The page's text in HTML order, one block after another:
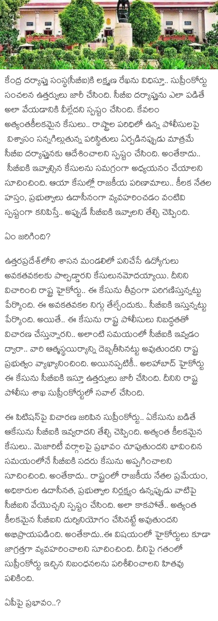
కేంద్ర దర్యాప్తు సంస్థ‌(సీబీఐ)కి ల‌క్ష్మ‌ణ రేఖను విధిస్తూ.. సుప్రీంకోర్టు
సంచ‌ల‌న ఉత్త‌ర్వులు జారీ చేసింది. సీబీఐ ద‌ర్యాప్తును ఎలా ప‌డితే
అలా వేయ‌డానికి వీల్లేద‌ని స్ప‌ష్టం చేసింది. కేవ‌లం
అత్యంత‌కీల‌క‌మైన కేసులు.. రాష్ట్రాల ప‌రిధిలో ఉన్న‌ పోలీసుల‌పై
విశ్వాసం స‌న్న‌గిల్లుతున్న ప‌రిస్థితులు ఏర్ప‌డిన‌ప్పుడు మాత్రమే
సీబీఐ ద‌ర్యాప్తునకు ఆదేశించాల‌ని స్ప‌ష్టం చేసింది. అంతేకాదు..
సీబీఐకి ఇవ్వాల్సిన కేసుల‌ను స‌మ‌గ్రంగా అధ్య‌య‌నం చేయాల‌ని
సూచించింది. ఆయా కేసుల్లో రాజ‌కీయ ప‌రిణామాలు.. కీల‌క నేత‌ల
హ‌స్తం, ప్ర‌భుత్వాలు ఉదాసీనంగా వ్య‌వ‌హ‌రించ‌డం వంటివి
స్ప‌ష్టంగా క‌నిపిస్తే.. అప్పుడే సీబీఐకి ఇవ్వాల‌ని తేల్చి చెప్పింది.
ఏం జ‌రిగింది?
ఉత్త‌ర‌ప్ర‌దేశ్‌లోని శాస‌న మండ‌లిలో ప‌నిచేసే ఉద్యోగులు
అవ‌క‌త‌వ‌క‌ల‌కు పాల్ప‌డ్డార‌ని కేసులున‌మోద‌య్యాయి. దీనిని
విచారించి రాష్ట్ర హైకోర్టు.. ఈ కేసును తీవ్రంగా ప‌రిగ‌ణిస్తున్న‌ట్టు
పేర్కొంది. ఈ అవ‌క‌త‌వ‌క‌ల నిగ్గు తేల్చేందుకు.. సీబీఐకి ఇస్తున్న‌ట్టు
పేర్కొంది. అయితే.. ఈ కేసును రాష్ట్ర పోలీసులు నిబ‌ద్ధ‌త‌తో
విచార‌ణ చేస్తున్నార‌ని.. అలాంటి స‌మ‌యంలో సీబీఐకి ఇవ్వ‌డం
ద్వారా.. వారి ఆత్మ‌స్థ‌యిర్యాన్ని దెబ్బ‌తీసిన‌ట్టు అవుతుంద‌ని రాష్ట్ర
ప్ర‌భుత్వం వ్యాఖ్యానించింది. అయిన‌ప్ప‌టికీ.. అల‌హాబాద్ హైకోర్టు
ఈ కేసును సీబీఐకి ఇస్తూ ఉత్త‌ర్వులు జారీ చేసింది. దీనిని రాష్ట్ర
పోలీసు శాఖ సుప్రీంకోర్టులో స‌వాల్ చేసింది.
ఈ పిటిష‌న్‌పై విచార‌ణ జ‌రిపిన సుప్రీంకోర్టు.. ఏకేసును బ‌డితే
ఆకేసును సీబీఐకి ఇవ్వరాద‌ని తేల్చి చెప్పింది. అత్యంత కీల‌క‌మైన
కేసులు.. మెజారిటీ వ‌ర్గాల‌పై ప్ర‌భావం చూపుతుంద‌ని భావించిన
స‌మ‌యంలోనే సీబీఐకి స‌ద‌రు కేసును అప్ప‌గించాల‌ని
సూచించింది. అంతేకాదు.. రాష్ట్రంలో రాజకీయ నేత‌ల ప్ర‌మేయం,
అధికారుల ఉదాసీన‌త‌, ప్ర‌భుత్వాల నిర్ల‌క్ష్యం ఉన్న‌ప్పుడు వాటిపై
సీబీఐని వేయొచ్చ‌ని స్ప‌ష్టం చేసింది. అలా కాక‌పోతే.. అత్యంత
కీల‌క‌మైన సీబీఐని దుర్వినియోగం చేసిన‌ట్టే అవుతుంద‌ని
అభిప్రాయ‌ప‌డింది. అంతేకాదు..ఈ విష‌యంలో హైకోర్టులు కూడా
జాగ్ర‌త్త‌గా వ్య‌వ‌హ‌రించాల‌ని సూచించింది. దీనిపై గ‌తంలో
సుప్రీంకోర్టు ఇచ్చిన నిబంధ‌న‌ల‌ను ప‌రిశీలించాల‌ని హిత‌వు
ప‌లికింది.
ఏపీపై ప్ర‌భావం..?